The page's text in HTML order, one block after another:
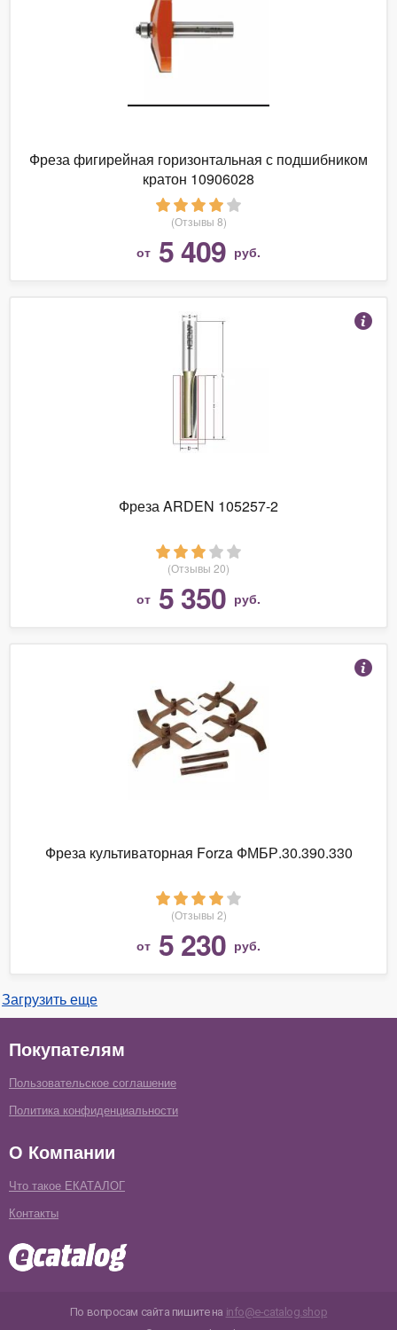
Фреза фигирейная горизонтальная с подшибником
кратон 10906028
(Отзывы 8)
от 5 409 руб.
Фреза ARDEN 105257-2
(Отзывы 20)
от 5 350 руб.
Фреза культиваторная Forza ФМБР.30.390.330
(Отзывы 2)
от 5 230 руб.
Загрузить еще
Покупателям
Пользовательское соглашение
Политика конфиденциальности
О Компании
Что такое ЕКАТАЛОГ
Контакты
По вопросам сайта пишите на info@e-catalog.shop